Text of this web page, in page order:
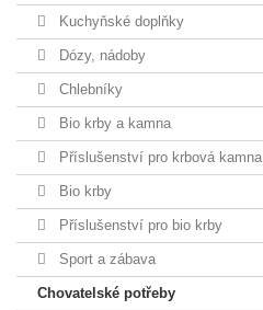
Kuchyňské doplňky
Dózy, nádoby
Chlebníky
Bio krby a kamna
Příslušenství pro krbová kamna
Bio krby
Příslušenství pro bio krby
Sport a zábava
Chovatelské potřeby